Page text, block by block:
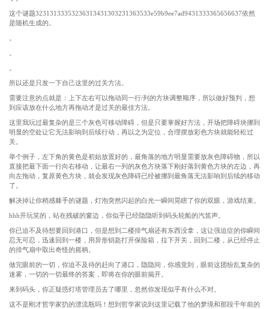
这个谜题32313133353236313431303231363533e59b9ee7ad9431333365656637依然
是随机生成的。
所以还是只发一下自己这里的过关方法。
需要注意的点就是：上下左右可以拖动同一行/列的方块调整顺序，所以做好预判，想
到应该放在什么地方再拖动才是过关的最佳方法。
这里我玩过最复杂的是三个灰色可移动障碍，但是只要掌握好方法，开场把障碍块挪到
明显的空处让它无法影响到后续行动，再以之为定位，合理摆放彩色方块就能轻松过
关。
举个例子，左下角的黄色是初始放置好的，最角落的地方明显需要放灰色障碍物，所以
直接把最下面一行向右移动，让最右一列的灰色方块落下刚好落到黄色方块的左边，再
向左拖动，复原黄色方块，就会发现灰色障碍已经被挪到最角落无法影响到后续的移动
了。
解决掉让你稍感棘手的谜题，灯泡突然闪起的白光一瞬间晃瞎了你的双眼，游戏结束。
hhh开玩笑的，站在残破的窗边，你似乎已经隐隐听到码头轮船的汽笛声。
你已迫不及待想要回到港口，但是想到二楼排气扇还有东西没拿，这让强迫症的你瞬间
忍无可忍，迅速回到一楼，用异形钥匙打开保险箱，拉下开关，回到二楼，从已经停止
的排气扇中取出奇怪的摇柄。
做完眼前的一切，你迫不及待的赶向了港口，隐隐间，你感觉到，眼前这团纷乱复杂的
迷雾，一切的一切最终的答案，即将在你的眼前揭开。
来到码头，你正疑惑灯塔管理员去了哪里，忽然你发现似乎有什么不对。
这不是刚才哲学家扔的漂流瓶吗！想到哲学家说到这里记载了他的梦境和那段千年前的